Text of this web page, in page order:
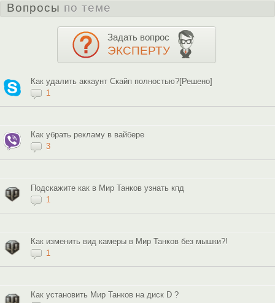
Вопросы по теме
Задать вопрос
ЭКСПЕРТУ
Как удалить аккаунт Скайп полностью?[Решено]
1
Как убрать рекламу в вайбере
3
Подскажите как в Мир Танков узнать кпд
1
Как изменить вид камеры в Мир Танков без мышки?!
1
Как установить Мир Танков на диск D ?